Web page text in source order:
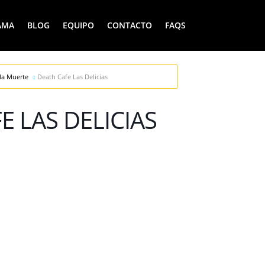
BLOG EQUIPO CONTACTO FAQS
Muerte Death Cafe Las Delicias
LAS DELICIAS